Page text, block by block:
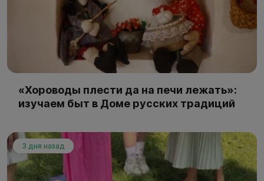
«Хороводы плести да на печи лежать»:
изучаем быт в Доме русских традиций
3 дня назад